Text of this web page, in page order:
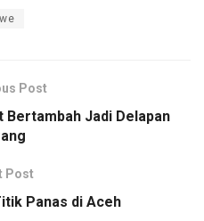
Post
Bertambah Jadi Delapan
Post
Panas di Aceh